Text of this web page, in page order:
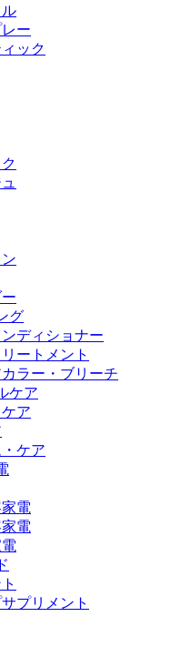
ー
ック
グ
ディショナー
ートメント
ラー・ブリーチ
ケア
ア
ケア
電
電
プリメント